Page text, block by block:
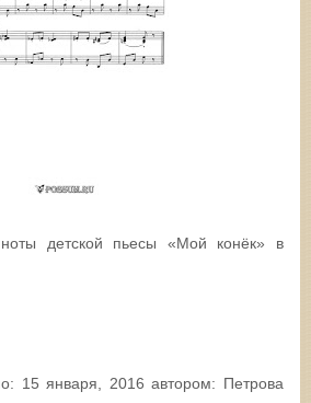
ноты детской пьесы «Мой конёк» в
15 января, 2016 автором: Петрова